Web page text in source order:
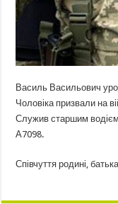
Василь Васильович
Чоловіка призвали на
Служив старшим водієм
А7098.
Співчуття родині,